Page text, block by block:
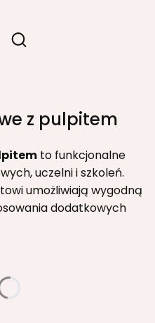
Otwórz wyszukiwarkę
z pulpitem
to funkcjonalne
uczelni i szkoleń.
umożliwiają wygodną
dodatkowych